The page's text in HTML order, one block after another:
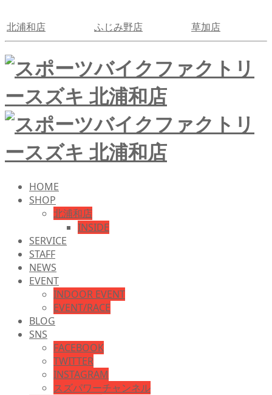
北浦和店 ふじみ野店 草加店
HOME
SHOP
北浦和店
INSIDE
SERVICE
STAFF
NEWS
EVENT
INDOOR EVENT
EVENT/RACE
BLOG
SNS
FACEBOOK
TWITTER
INSTAGRAM
スズパワーチャンネル